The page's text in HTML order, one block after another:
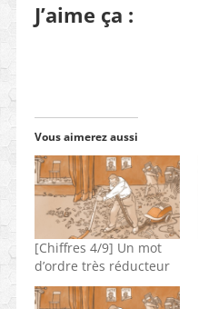
J’aime ça :
Vous aimerez aussi
[Chiffres 4/9] Un mot
d’ordre très réducteur